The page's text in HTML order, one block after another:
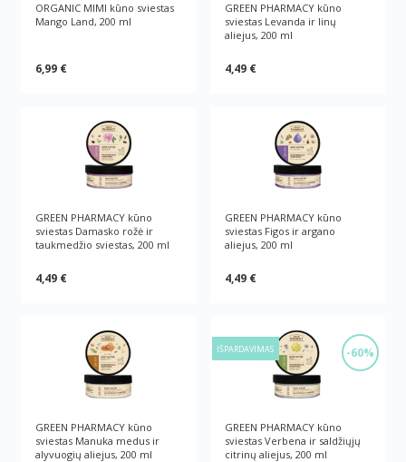
ORGANIC MIMI kūno sviestas
Mango Land, 200 ml
6,99 €
GREEN PHARMACY kūno
sviestas Levanda ir linų
aliejus, 200 ml
4,49 €
GREEN PHARMACY kūno
sviestas Damasko rožė ir
taukmedžio sviestas, 200 ml
4,49 €
GREEN PHARMACY kūno
sviestas Figos ir argano
aliejus, 200 ml
4,49 €
GREEN PHARMACY kūno
sviestas Manuka medus ir
alyvuogių aliejus, 200 ml
-60%
IŠPARDAVIMAS
GREEN PHARMACY kūno
sviestas Verbena ir saldžiųjų
citrinų aliejus, 200 ml